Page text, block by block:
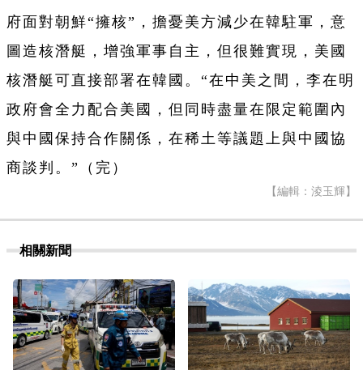
府面對朝鮮“擁核”，擔憂美方減少在韓駐軍，意
圖造核潛艇，增強軍事自主，但很難實現，美國
核潛艇可直接部署在韓國。“在中美之間，李在明
政府會全力配合美國，但同時盡量在限定範圍內
與中國保持合作關係，在稀土等議題上與中國協
商談判。”（完）
【編輯：淩玉輝】
相關新聞